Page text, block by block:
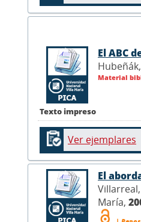
Texto impreso
El ABC
Material
Ver ejemplares
El
María,